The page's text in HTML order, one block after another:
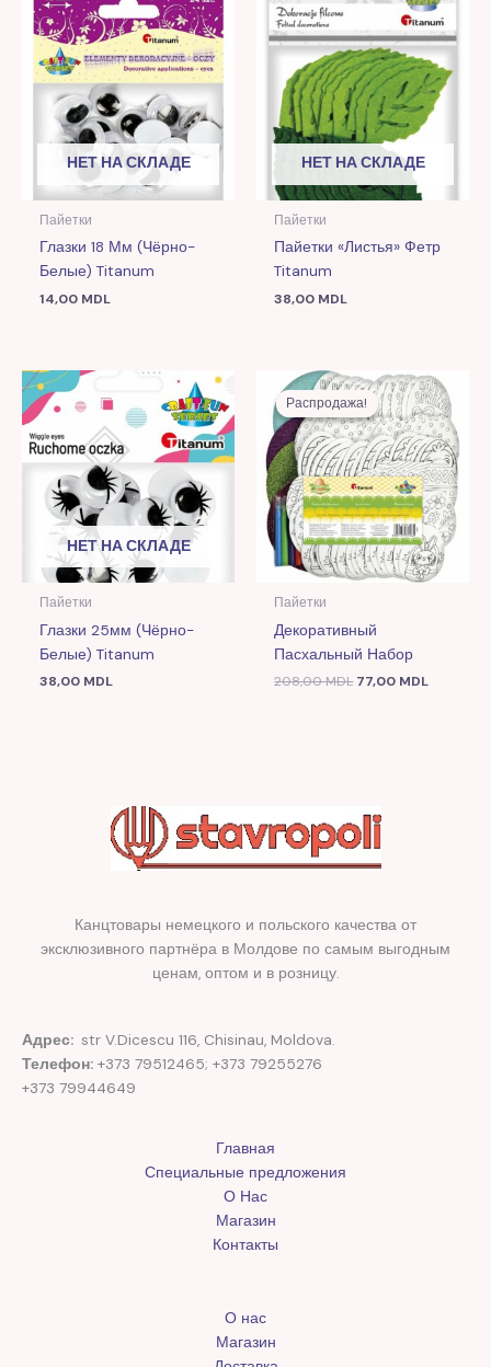
НЕТ НА СКЛАДЕ
Пайетки
Глазки 18 Мм (чёрно-
Белые) Titanum
14,00 MDL
НЕТ НА СКЛАДЕ
Пайетки
Пайетки «Листья» Фетр
Titanum
38,00 MDL
НЕТ НА СКЛАДЕ
Пайетки
Глазки 25мм (чёрно-
Белые) Titanum
38,00 MDL
Распродажа!
Распродажа!
Пайетки
Декоративный
Пасхальный Набор
208,00MDL
Первоначальная
цена
составляла
208,00 MDL.
77,00 MDL
Текущая
цена:
77,00
Канцтовары немецкого и польского качества от
эксклюзивного партнёра в Молдове по самым выгодным
ценам, оптом и в розницу.
Адрес: str V.Dicescu 116, Chisinau, Moldova.
Телефон: +373 79512465; +373 79255276
+373 79944649
Главная
Специальные предложения
О Нас
Магазин
Контакты
О нас
Магазин